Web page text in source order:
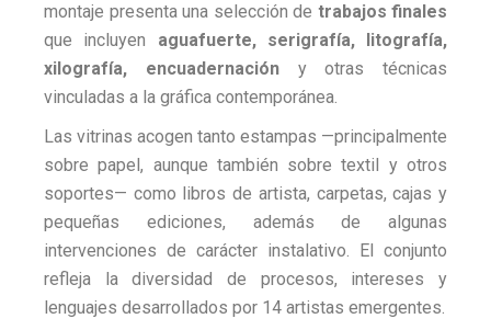
montaje presenta una selección de trabajos finales
que incluyen aguafuerte, serigrafía, litografía,
xilografía, encuadernacióny otras técnicas
vinculadas a la gráfica contemporánea.
Las vitrinas acogen tanto estampas —principalmente
sobre papel, aunque también sobre textil y otros
soportes— como libros de artista, carpetas, cajas y
pequeñas ediciones, además de algunas
intervenciones de carácter instalativo. El conjunto
refleja la diversidad de procesos, intereses y
lenguajes desarrollados por 14 artistas emergentes.